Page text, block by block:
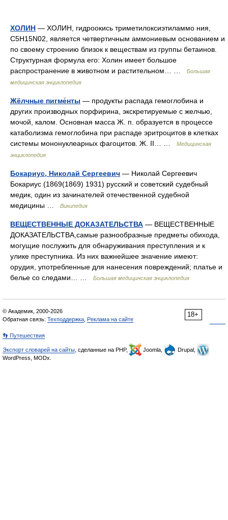
ХОЛИН — ХОЛИН, гидроокись триметилоксиэтиламмо ния,
C5H15N02, является четвертичным аммониевым основанием и
по своему строению близок к веществам из группы бетаинов.
Структурная формула его: Холин имеет большое
распространение в животном и растительном… …
Большая
медицинская энциклопедия
Жёлчные пигме́нты — продукты распада гемоглобина и
других производных порфирина, экскретируемые с желчью,
мочой, калом. Основная масса Ж. п. образуется в процессе
катаболизма гемоглобина при распаде эритроцитов в клетках
системы мононуклеарных фагоцитов. Ж. II… …
Медицинская
энциклопедия
Бокариус, Николай Сергеевич — Николай Сергеевич
Бокариус (1869(1869) 1931) русский и советский судебный
медик, один из зачинателей отечественной судебной
медицины …
Википедия
ВЕЩЕСТВЕННЫЕ ДОКАЗАТЕЛЬСТВА — ВЕЩЕСТВЕННЫЕ
ДОКАЗАТЕЛЬСТВА,самые разнообразные предметы обихода,
могущие послужить для обнаруживания преступления и к
улике преступника. Из них важнейшее значение имеют:
орудия, употребленные для нанесения повреждений; платье и
белье со следами… …
Большая медицинская энциклопедия
18+
© Академик, 2000-2026
Обратная связь: Техподдержка Реклама на сайте
👣 Путешествия
Экспорт словарей на сайты , сделанные на PHP, Joomla,
Drupal,
WordPress, MODx.